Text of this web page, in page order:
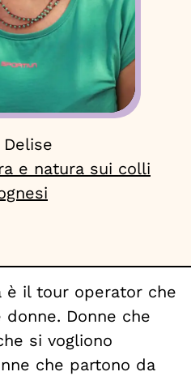
Delise
e natura sui colli
è il tour operator che
donne. Donne che
si vogliono
che partono da